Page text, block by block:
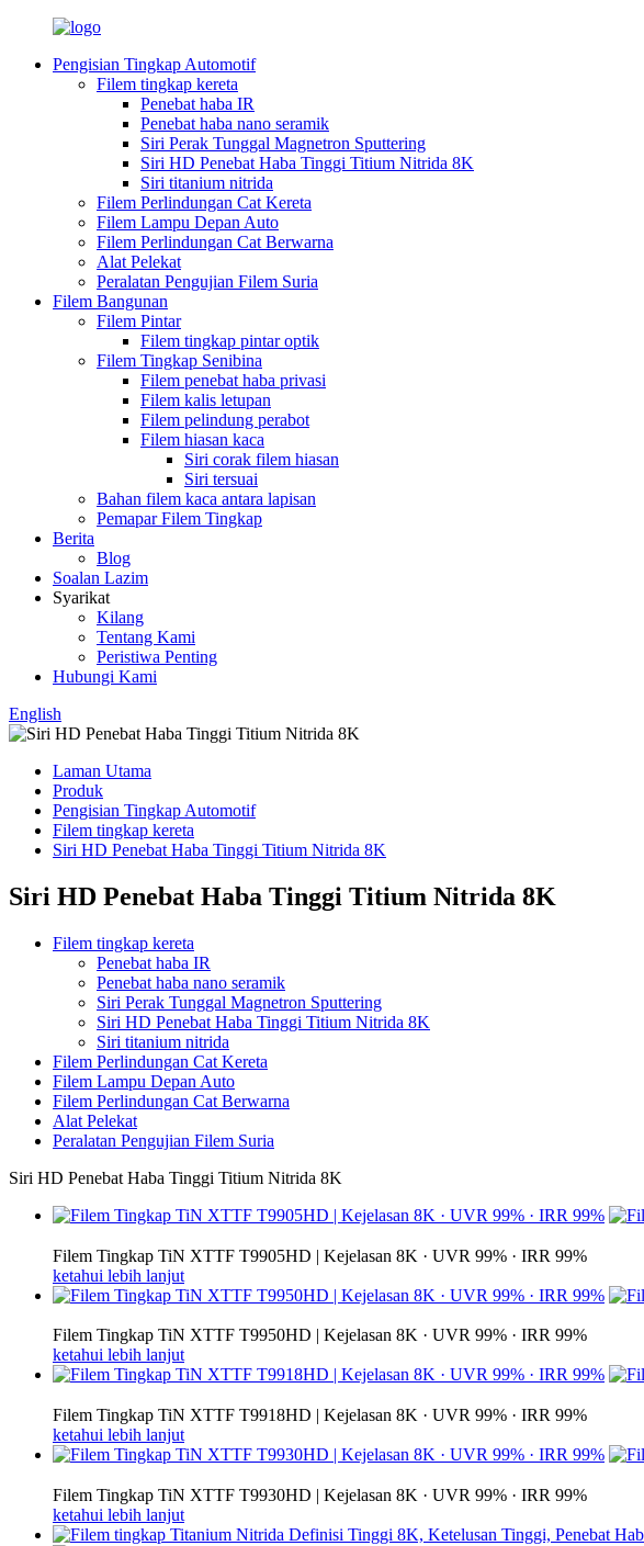
Pengisian Tingkap Automotif
Filem tingkap kereta
Penebat haba IR
Penebat haba nano seramik
Siri Perak Tunggal Magnetron Sputtering
Siri HD Penebat Haba Tinggi Titium Nitrida 8K
Siri titanium nitrida
Filem Perlindungan Cat Kereta
Filem Lampu Depan Auto
Filem Perlindungan Cat Berwarna
Alat Pelekat
Peralatan Pengujian Filem Suria
Filem Bangunan
Filem Pintar
Filem tingkap pintar optik
Filem Tingkap Senibina
Filem penebat haba privasi
Filem kalis letupan
Filem pelindung perabot
Filem hiasan kaca
Siri corak filem hiasan
Siri tersuai
Bahan filem kaca antara lapisan
Pemapar Filem Tingkap
Berita
Blog
Soalan Lazim
Syarikat
Kilang
Tentang Kami
Peristiwa Penting
Hubungi Kami
English
Laman Utama
Produk
Pengisian Tingkap Automotif
Filem tingkap kereta
Siri HD Penebat Haba Tinggi Titium Nitrida 8K
Siri HD Penebat Haba Tinggi Titium Nitrida 8K
Filem tingkap kereta
Penebat haba IR
Penebat haba nano seramik
Siri Perak Tunggal Magnetron Sputtering
Siri HD Penebat Haba Tinggi Titium Nitrida 8K
Siri titanium nitrida
Filem Perlindungan Cat Kereta
Filem Lampu Depan Auto
Filem Perlindungan Cat Berwarna
Alat Pelekat
Peralatan Pengujian Filem Suria
Siri HD Penebat Haba Tinggi Titium Nitrida 8K
Filem Tingkap TiN XTTF T9905HD | Kejelasan 8K · UVR 99% · IRR 99%
ketahui lebih lanjut
Filem Tingkap TiN XTTF T9950HD | Kejelasan 8K · UVR 99% · IRR 99%
ketahui lebih lanjut
Filem Tingkap TiN XTTF T9918HD | Kejelasan 8K · UVR 99% · IRR 99%
ketahui lebih lanjut
Filem Tingkap TiN XTTF T9930HD | Kejelasan 8K · UVR 99% · IRR 99%
ketahui lebih lanjut